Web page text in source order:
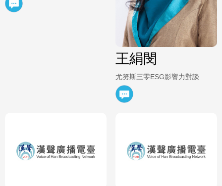
王絹閔
尤努斯三零ESG影響力對談